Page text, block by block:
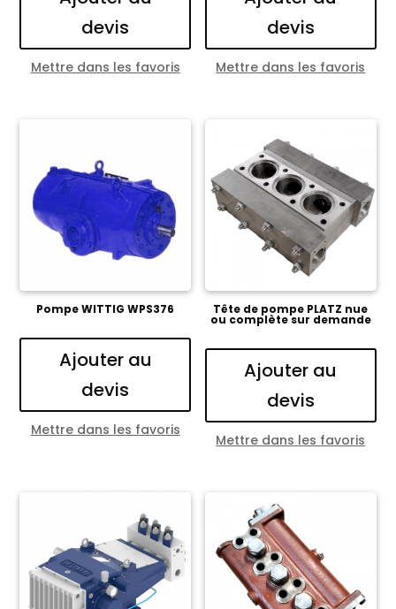
devis
Mettre dans les favoris
devis
Mettre dans les favoris
Pompe WITTIG WPS376
Ajouter au
devis
Mettre dans les favoris
Tête de pompe PLATZ nue
ou complète sur demande
Ajouter au
devis
Mettre dans les favoris